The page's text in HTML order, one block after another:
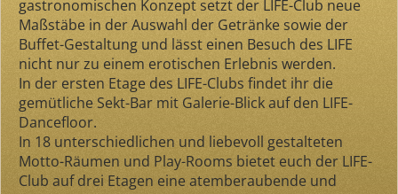
gastronomischen Konzept setzt der LIFE-Club neue
Maßstäbe in der Auswahl der Getränke sowie der
Buffet-Gestaltung und lässt einen Besuch des LIFE
nicht nur zu einem erotischen Erlebnis werden.
In der ersten Etage des LIFE-Clubs findet ihr die
gemütliche Sekt-Bar mit Galerie-Blick auf den LIFE-
Dancefloor.
In 18 unterschiedlichen und liebevoll gestalteten
Motto-Räumen und Play-Rooms bietet euch der LIFE-
Club auf drei Etagen eine atemberaubende und